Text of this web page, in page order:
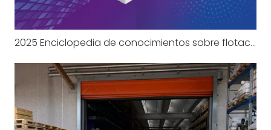
2025 Enciclopedia de conocimientos sobre flotación por aire disuelto (DAF), parte 1